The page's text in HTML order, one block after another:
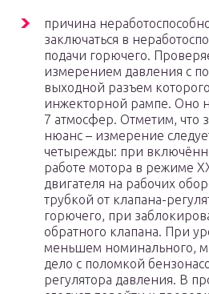
причина
заключаться в
подачи горючего.
измерением давления с
выходной разъем
инжекторной рампе. Оно
7 атмосфер. Отметим, что
нюанс – измерение
четырежды: при
работе мотора в режиме
двигателя на рабочих
трубкой от клапана-
горючего, при
обратного клапана. При
меньшем номинального,
дело с поломкой
регулятора давления. В